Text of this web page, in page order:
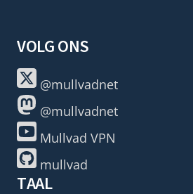
VOLG ONS
@mullvadnet
@mullvadnet
Mullvad VPN
mullvad
TAAL